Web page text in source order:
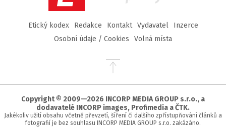
Etický kodex Redakce Kontakt Vydavatel
Inzerce
Osobní údaje / Cookies
Volná místa
Přejít
stránky
Copyright © 2009—2026 INCORP MEDIA GROUP s.r.o., a
dodavatelé INCORP images, Profimedia a ČTK.
Jakékoliv užití obsahu včetně převzetí, šíření či dalšího zpřístupňování článků a
fotografií je bez souhlasu INCORP MEDIA GROUP s.r.o. zakázáno.